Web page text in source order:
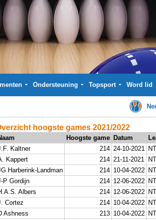
Ondersteuning Topsport Word lid
hoogste games 2021/2022
Hoogste game Datum
Kaltner
214 24-10-2021
Kappert
214 21-11-2021
Harberink-Landman
214 10-04-2022
P Gordijn
214 12-06-2022
Albers
214 12-06-2022
Cortez
214 10-04-2022
Ashness
213 10-04-2022